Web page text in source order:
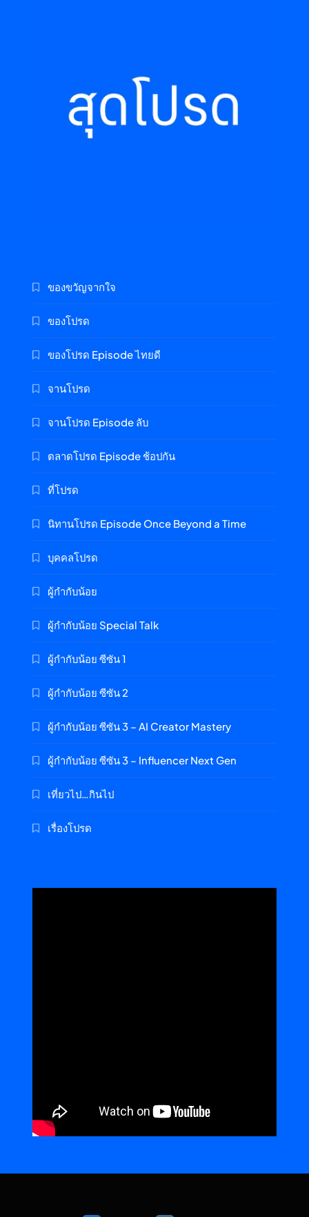
ของขวัญจากใจ
ของโปรด
ของโปรด Episode ไทยดี
จานโปรด
จานโปรด Episode ลับ
ตลาดโปรด Episode ช้อปกัน
ที่โปรด
นิทานโปรด Episode Once Beyond a Time
บุคคลโปรด
ผู้กำกับน้อย
ผู้กำกับน้อย Special Talk
ผู้กำกับน้อย ซีซัน 1
ผู้กำกับน้อย ซีซัน 2
ผู้กำกับน้อย ซีซัน 3 – AI Creator Mastery
ผู้กำกับน้อย ซีซัน 3 – Influencer Next Gen
เที่ยวไป…กินไป
เรื่องโปรด